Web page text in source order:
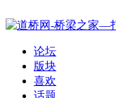
论坛
版块
喜欢
话题